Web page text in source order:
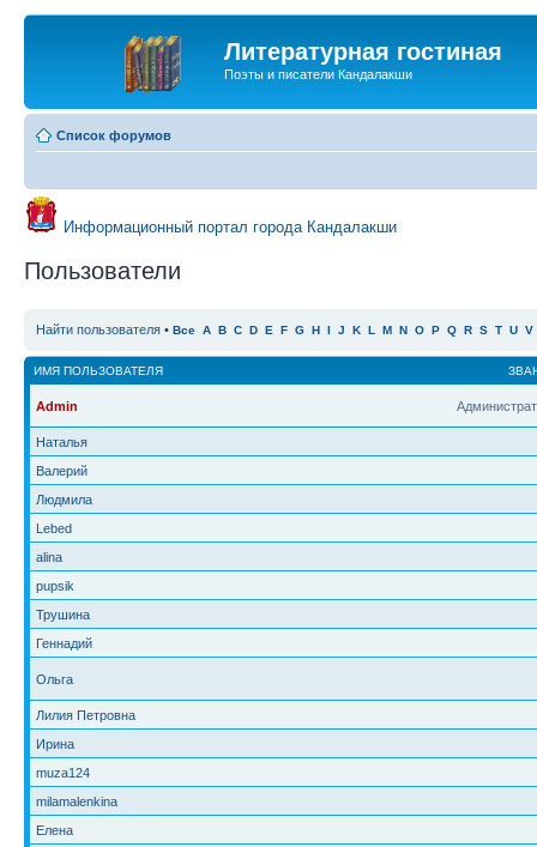
Литературная гостиная
Поэты и писатели Кандалакши
Список форумов
Информационный портал города Кандалакши
Пользователи
Найти пользователя • Все A B C D E F G H I J K L M N O P Q R S T U V
ИМЯ ПОЛЬЗОВАТЕЛЯ
Admin
Наталья
Валерий
Людмила
Lebed
alina
pupsik
Трушина
Геннадий
Ольга
Лилия Петровна
Ирина
muza124
milamalenkina
Елена